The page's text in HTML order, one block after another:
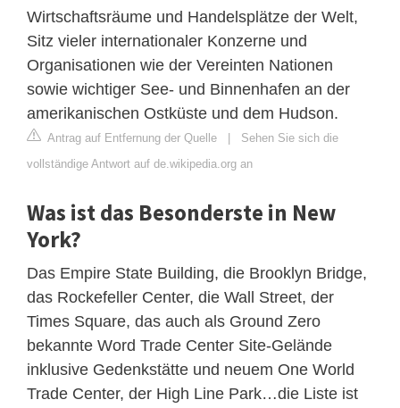
Wirtschaftsräume und Handelsplätze der Welt,
Sitz vieler internationaler Konzerne und
Organisationen wie der Vereinten Nationen
sowie wichtiger See- und Binnenhafen an der
amerikanischen Ostküste und dem Hudson.
Antrag auf Entfernung der Quelle
Sehen Sie sich die
vollständige Antwort auf de.wikipedia.org an
Was ist das Besonderste in New
York?
Das Empire State Building, die Brooklyn Bridge,
das Rockefeller Center, die Wall Street, der
Times Square, das auch als Ground Zero
bekannte Word Trade Center Site-Gelände
inklusive Gedenkstätte und neuem One World
Trade Center, der High Line Park…die Liste ist